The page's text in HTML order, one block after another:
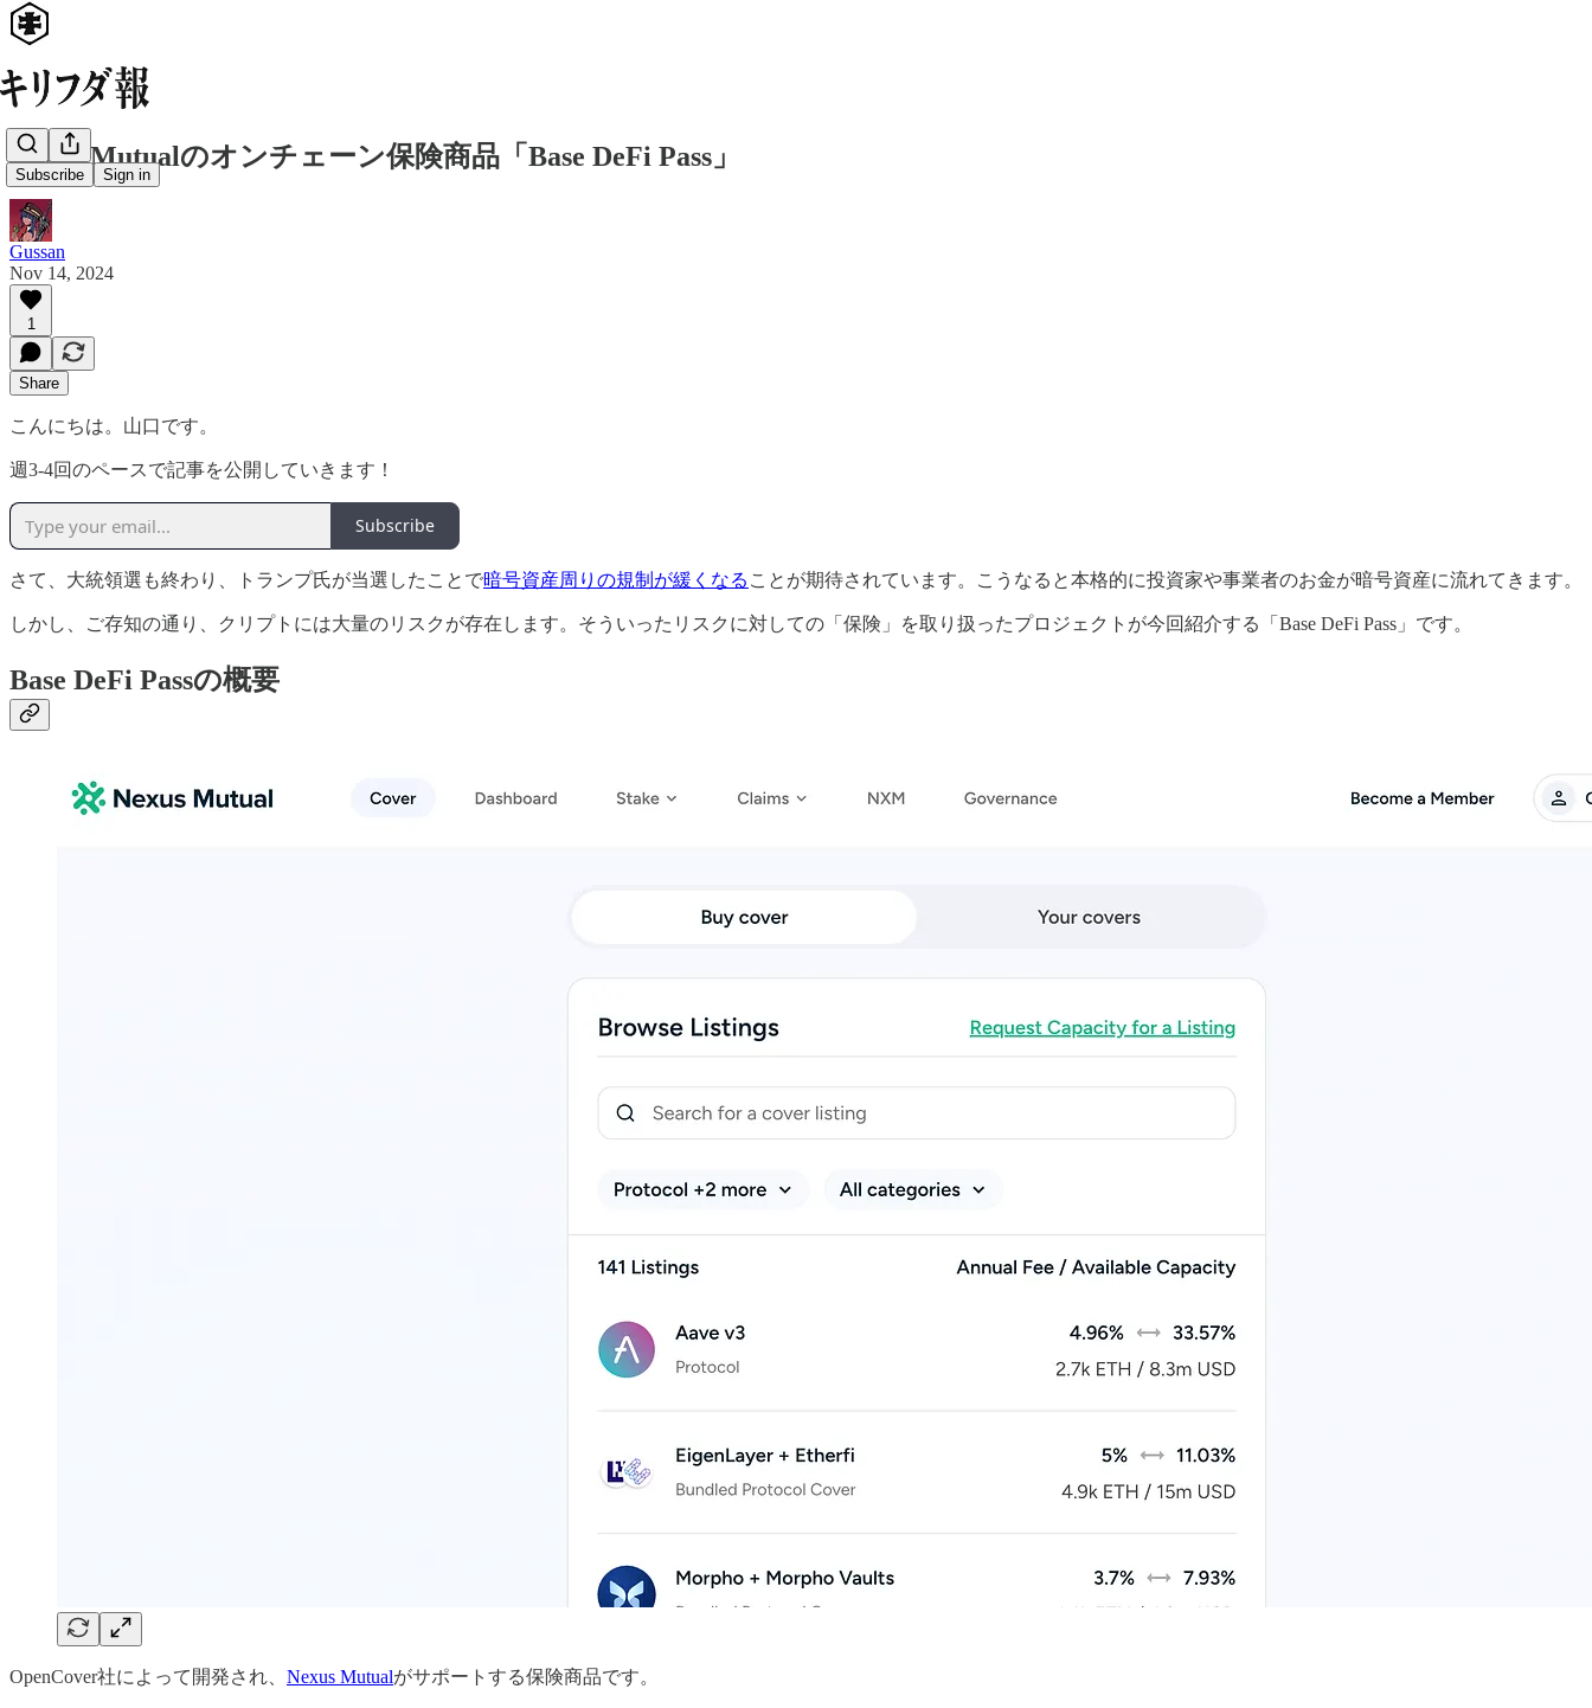
Subscribe Sign in
Nexus Mutualのオンチェーン保険商品「Base DeFi Pass」
Gussan
Nov 14, 2024
1
Share
こんにちは。山口です。
週3-4回のペースで記事を公開していきます！
Subscribe
さて、大統領選も終わり、トランプ氏が当選したことで暗号資産周りの規制が緩くなる ことが期待されています。こうなると本格的に投資家や事業者のお金が暗号資産に流れてきます。
しかし、ご存知の通り、クリプトには大量のリスクが存在します。そういったリスクに対しての「保険」を取り扱ったプロジェクトが今回紹介する「Base DeFi Pass」です。
Base DeFi Passの概要
OpenCover社によって開発され、 Nexus Mutualがサポートする保険商品です。